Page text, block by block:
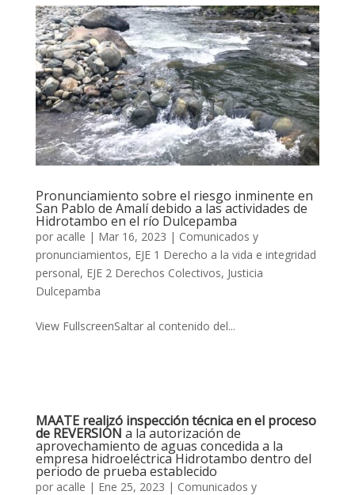
Pronunciamiento sobre el riesgo inminente en
San Pablo de Amalí debido a las actividades de
Hidrotambo en el río Dulcepamba
por acalle | Mar 16, 2023 | Comunicados y
pronunciamientos, EJE 1 Derecho a la vida e integridad
personal, EJE 2 Derechos Colectivos, Justicia
Dulcepamba
View FullscreenSaltar al contenido del...
MAATE realizó inspección técnica en el proceso
de REVERSIÓN a la autorización de
aprovechamiento de aguas concedida a la
empresa hidroeléctrica Hidrotambo dentro del
periodo de prueba establecido
por acalle | Ene 25, 2023 | Comunicados y